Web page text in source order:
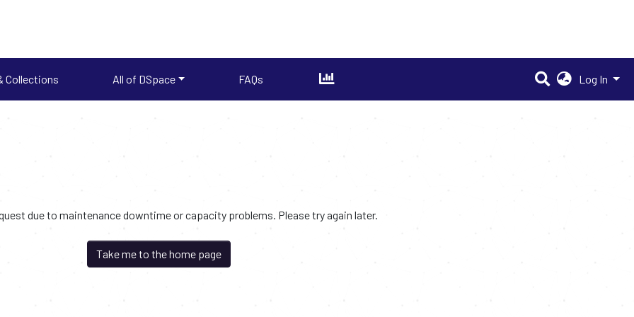
Collections All of DSpace FAQs Log In
due to maintenance downtime or capacity problems. Please try again later.
Take me to the home page